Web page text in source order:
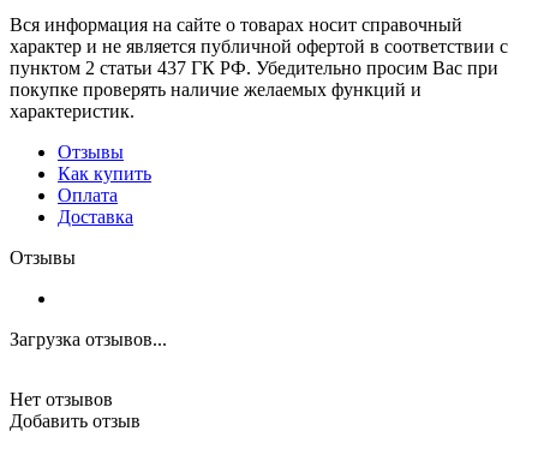
Вся информация на сайте о товарах носит справочный
характер и не является публичной офертой в соответствии с
пунктом 2 статьи 437 ГК РФ. Убедительно просим Вас при
покупке проверять наличие желаемых функций и
характеристик.
Отзывы
Как купить
Оплата
Доставка
Отзывы
Загрузка отзывов...
Нет отзывов
Добавить отзыв